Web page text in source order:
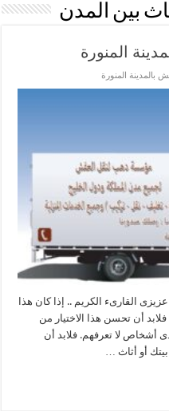
بين المدن
المنورة
المنورة
القارىء الكريم .. إذا كان هذا
أن تحسن هذا الاختيار من
أشخاص لا تعرفهم. فلابد أن
أو أثاث …